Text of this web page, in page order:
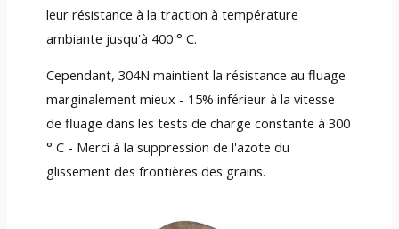
leur résistance à la traction à température
ambiante jusqu'à 400 ° C.
Cependant, 304N maintient la résistance au fluage
marginalement mieux - 15% inférieur à la vitesse
de fluage dans les tests de charge constante à 300
° C - Merci à la suppression de l'azote du
glissement des frontières des grains.